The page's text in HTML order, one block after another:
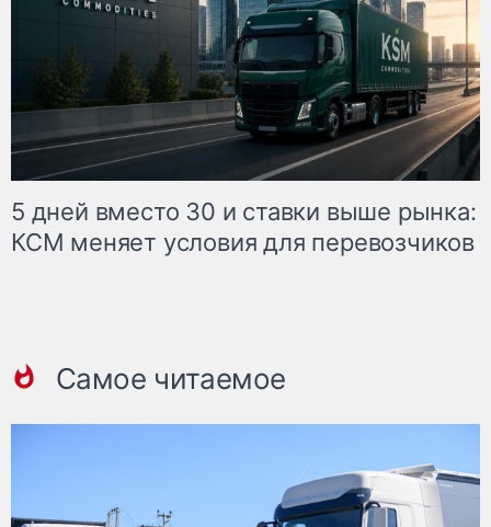
5 дней вместо 30 и ставки выше рынка:
КСМ меняет условия для перевозчиков
Самое читаемое